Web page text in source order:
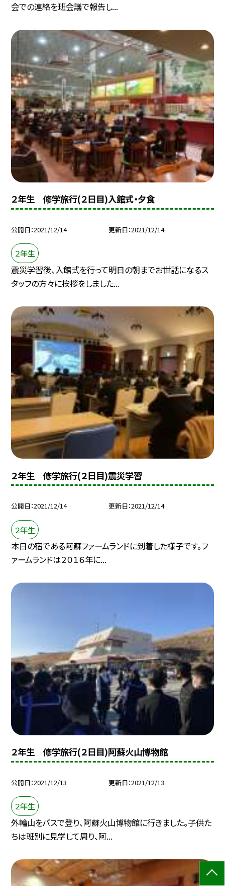
会での連絡を班会議で報告し...
２年生 修学旅行(２日目)入館式・夕食
公開日 2021/12/14 更新日 2021/12/14
２年生
震災学習後、入館式を行って明日の朝までお世話になるス
タッフの方々に挨拶をしました...
２年生 修学旅行(２日目)震災学習
公開日 2021/12/14 更新日 2021/12/14
２年生
本日の宿である阿蘇ファームランドに到着した様子です。フ
ァームランドは２０１６年に...
２年生 修学旅行(２日目)阿蘇火山博物館
公開日 2021/12/13 更新日 2021/12/13
２年生
外輪山をバスで登り、阿蘇火山博物館に行きました。子供た
ちは班別に見学して周り、阿...